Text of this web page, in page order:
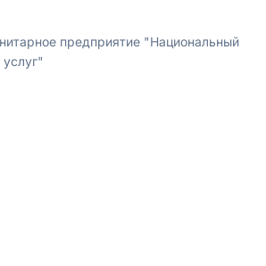
предприятие "Национальный